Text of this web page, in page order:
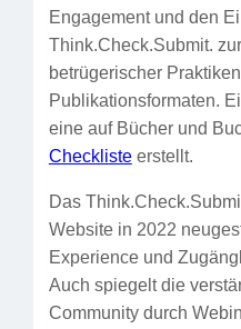
Engagement und den
Think.Check.Submit.
betrügerischer
Publikationsformaten.
eine auf Bücher und
Checklisteerstellt.
Das
Website in 2022
Experience und
Auch spiegelt die
Community durch